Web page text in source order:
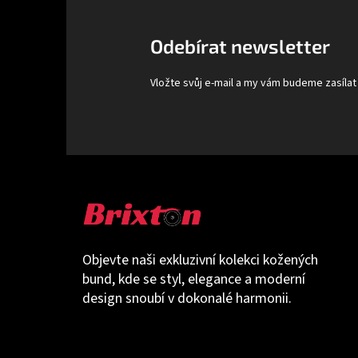
Objevte naši exkluzivní kolekci kožených
bund, kde se styl, elegance a moderní
design snoubí v dokonalé harmonii.
Odebírat newsletter
Vložte svůj e-mail a my vám budeme